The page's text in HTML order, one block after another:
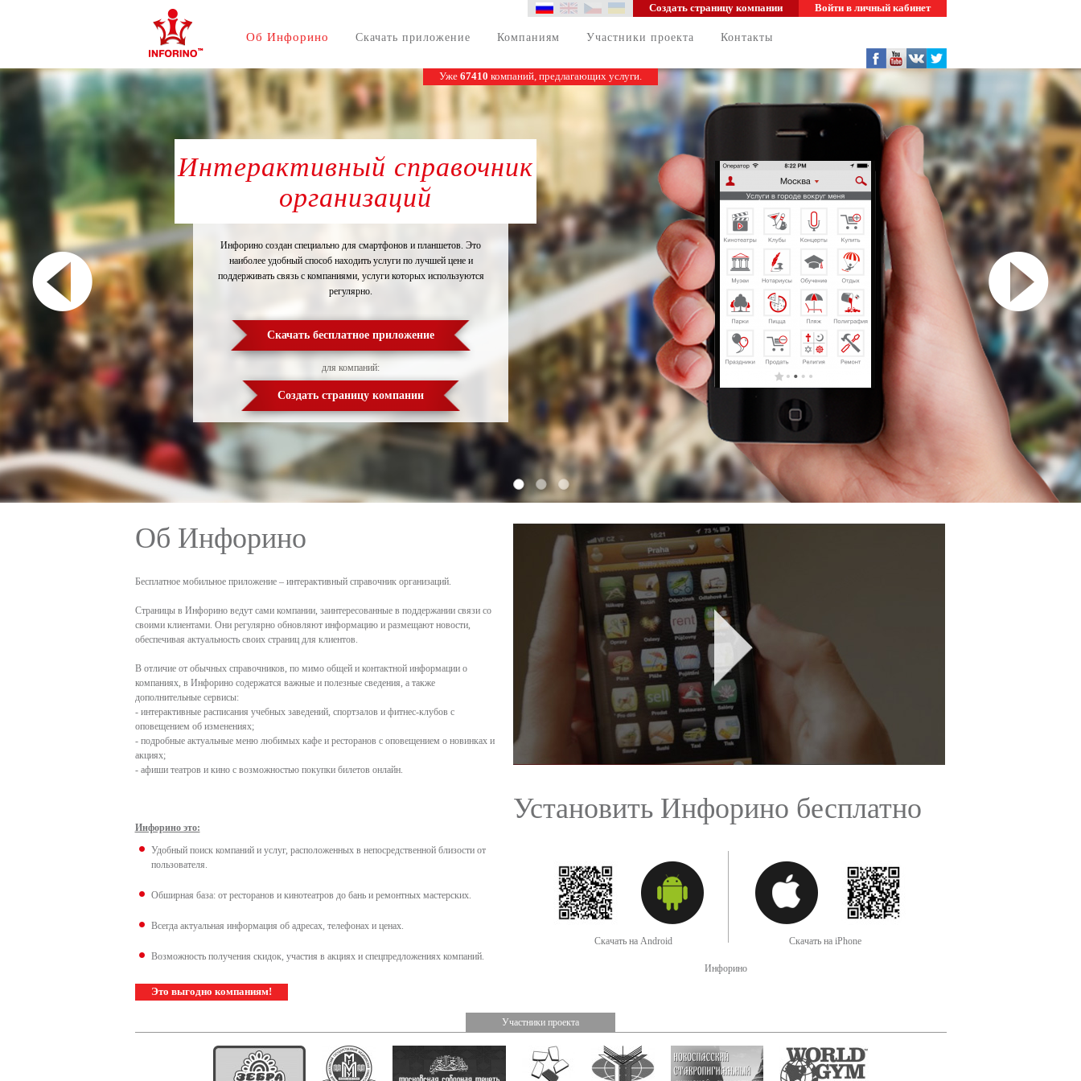
Об Инфорино Скачать приложение Компаниям Участники проекта Контакты
Создать страницу компании Войти в личный кабинет
Интерактивный справочник
организаций
Инфорино создан специально для смартфонов и планшетов. Это
наиболее удобный способ находить услуги по лучшей цене и
поддерживать связь с компаниями, услуги которых используются
регулярно.
Скачать бесплатное приложение
для компаний:
Создать страницу компании
Уже 67410 компаний, предлагающих услуги.
Об Инфорино
Бесплатное мобильное приложение – интерактивный справочник организаций.
Страницы в Инфорино ведут сами компании, заинтересованные в поддержании связи со
своими клиентами. Они регулярно обновляют информацию и размещают новости,
обеспечивая актуальность своих страниц для клиентов.
В отличие от обычных справочников, по мимо общей и контактной информации о
компаниях, в Инфорино содержатся важные и полезные сведения, а также
дополнительные сервисы:
- интерактивные расписания учебных заведений, спортзалов и фитнес-клубов с
оповещением об изменениях;
- подробные актуальные меню любимых кафе и ресторанов с оповещением о новинках и
акциях;
- афиши театров и кино с возможностью покупки билетов онлайн.
Инфорино это:
Удобный поиск компаний и услуг, расположенных в непосредственной близости от
пользователя.
Обширная база: от ресторанов и кинотеатров до бань и ремонтных мастерских.
Всегда актуальная информация об адресах, телефонах и ценах.
Возможность получения скидок, участия в акциях и спецпредложениях компаний.
Это выгодно компаниям!
Установить Инфорино бесплатно
Скачать на Android Скачать на iPhone
Инфорино
Участники проекта